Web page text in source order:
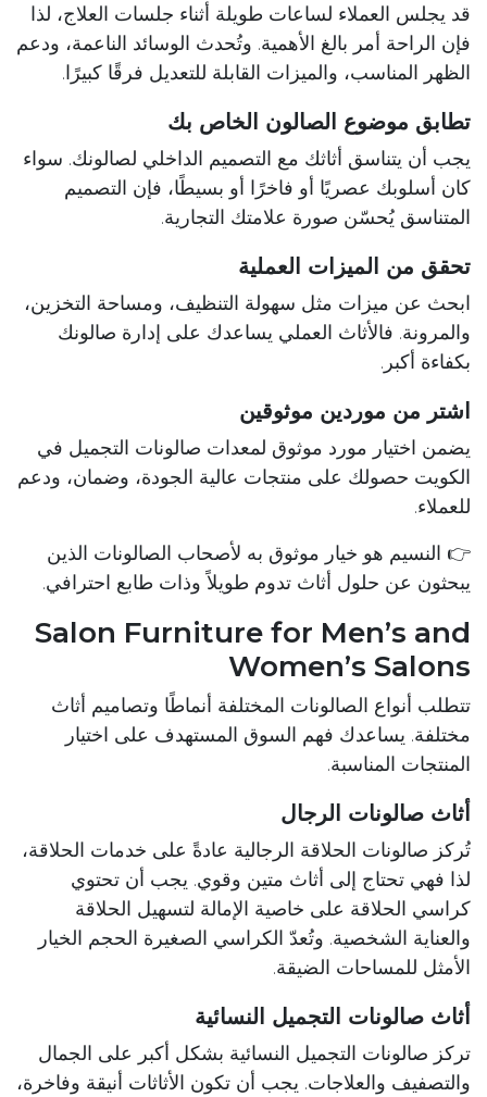
قد يجلس العملاء لساعات طويلة أثناء جلسات العلاج، لذا
فإن الراحة أمر بالغ الأهمية. وتُحدث الوسائد الناعمة، ودعم
الظهر المناسب، والميزات القابلة للتعديل فرقًا كبيرًا.
تطابق موضوع الصالون الخاص بك
يجب أن يتناسق أثاثك مع التصميم الداخلي لصالونك. سواء
كان أسلوبك عصريًا أو فاخرًا أو بسيطًا، فإن التصميم
المتناسق يُحسّن صورة علامتك التجارية.
تحقق من الميزات العملية
ابحث عن ميزات مثل سهولة التنظيف، ومساحة التخزين،
والمرونة. فالأثاث العملي يساعدك على إدارة صالونك
بكفاءة أكبر.
اشتر من موردين موثوقين
يضمن اختيار مورد موثوق لمعدات صالونات التجميل في
الكويت حصولك على منتجات عالية الجودة، وضمان، ودعم
للعملاء.
👉 النسيم هو خيار موثوق به لأصحاب الصالونات الذين
يبحثون عن حلول أثاث تدوم طويلاً وذات طابع احترافي.
Salon Furniture for Men’s and
Women’s Salons
تتطلب أنواع الصالونات المختلفة أنماطًا وتصاميم أثاث
مختلفة. يساعدك فهم السوق المستهدف على اختيار
المنتجات المناسبة.
أثاث صالونات الرجال
تُركز صالونات الحلاقة الرجالية عادةً على خدمات الحلاقة،
لذا فهي تحتاج إلى أثاث متين وقوي. يجب أن تحتوي
كراسي الحلاقة على خاصية الإمالة لتسهيل الحلاقة
والعناية الشخصية. وتُعدّ الكراسي الصغيرة الحجم الخيار
الأمثل للمساحات الضيقة.
أثاث صالونات التجميل النسائية
تركز صالونات التجميل النسائية بشكل أكبر على الجمال
والتصفيف والعلاجات. يجب أن تكون الأثاثات أنيقة وفاخرة،